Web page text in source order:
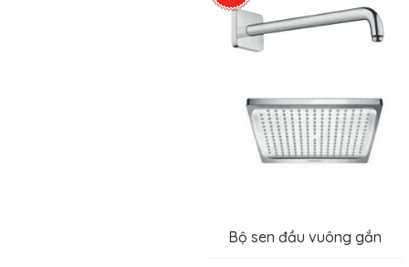
Bộ sen đầu vuông gắn